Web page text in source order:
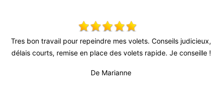
Tres bon travail pour repeindre mes volets. Conseils judicieux,
délais courts, remise en place des volets rapide. Je conseille !
De Marianne